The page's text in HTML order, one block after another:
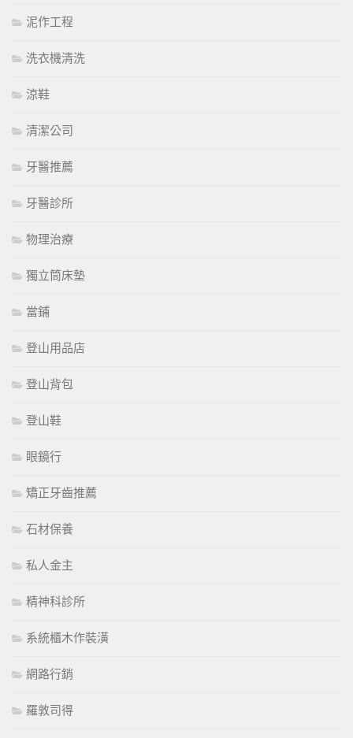
泥作工程
洗衣機清洗
涼鞋
清潔公司
牙醫推薦
牙醫診所
物理治療
獨立筒床墊
當鋪
登山用品店
登山背包
登山鞋
眼鏡行
矯正牙齒推薦
石材保養
私人金主
精神科診所
系統櫃木作裝潢
網路行銷
羅敦司得